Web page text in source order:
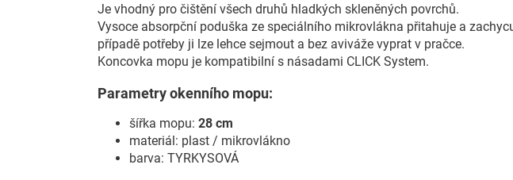
Je vhodný pro čištění všech druhů hladkých skleněných povrchů.
Vysoce absorpční poduška ze speciálního mikrovlákna přitahuje a
případě potřeby ji lze lehce sejmout a bez aviváže vyprat v pračce.
Koncovka mopu je kompatibilní s násadami CLICK System.
Parametry okenního mopu:
šířka mopu: 28 cm
materiál: plast / mikrovlákno
barva: TYRKYSOVÁ